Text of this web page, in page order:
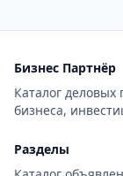
Бизнес Партнёр
Каталог
бизнеса,
Разделы